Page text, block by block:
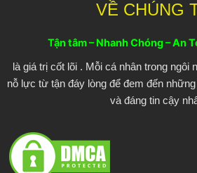
r
e
VỀ CHÚNG
Tận tâm – Nhanh Chóng – An
là giá trị cốt lõi . Mỗi cá nhân trong ngôi
nỗ lực từ tận đáy lòng để đem đến
và đáng tin cậy